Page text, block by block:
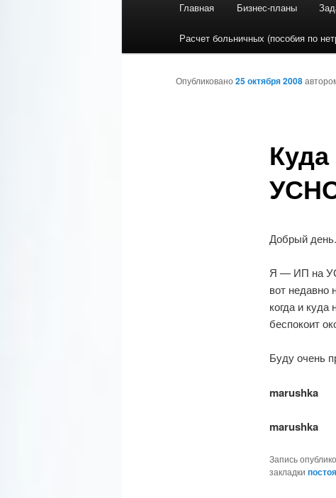
Перейти к основному
Перейти к дополнительному
Главная Бизнес-планы
Расчет больничных (пособия по
Опубликовано 25 октября 2008
Добрый день.
Я — ИП на
вот недавно
когда и
беспокоит
Буду очень
marushka
marushka
Запись
закладки